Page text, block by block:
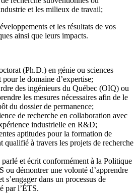
et les milieux de travail;
et les résultats de vos
ainsi que leurs impacts.
(Ph.D.) en génie ou sciences
le domaine d’expertise;
des ingénieurs du Québec (OIQ) ou
les mesures nécessaires afin de le
du dossier de permanence;
de recherche en collaboration avec
industrielle en R&D;
aptitudes pour la formation de
qualifié à travers les projets de recherche
et écrit conformément à la Politique
ou démontrer une volonté d’apprendre
s’engager dans un processus de
par l’ÉTS.